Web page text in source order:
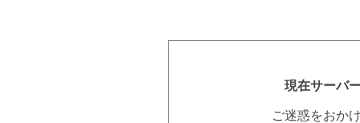
現在サーバ
ご迷惑をおか